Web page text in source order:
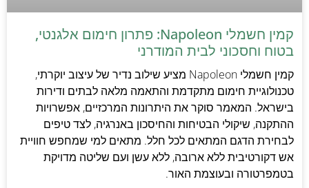
קמין חשמלי Napoleon: פתרון חימום אלגנטי,
בטוח וחסכוני לבית המודרני
קמין חשמלי Napoleon מציע שילוב נדיר של עיצוב יוקרתי,
טכנולוגיית חימום מתקדמת והתאמה מלאה לבתים ודירות
בישראל. המאמר סוקר את היתרונות המרכזיים, אפשרויות
ההתקנה, שיקולי הבטיחות והחיסכון באנרגיה, לצד טיפים
לבחירת הדגם המתאים לכל חלל. מתאים למי שמחפש חוויית
אש דקורטיבית ללא ארובה, ללא עשן ועם שליטה מדויקת
בטמפרטורה ובעוצמת האור.